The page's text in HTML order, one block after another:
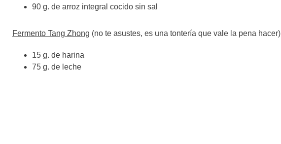
90 g. de arroz integral cocido sin sal
Fermento Tang Zhong (no te asustes, es una tontería que vale la pena hacer)
15 g. de harina
75 g. de leche